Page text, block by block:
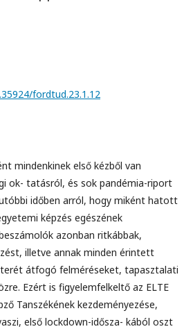
fordtud.23.1.12
mindenkinek első kézből van
ok- tatásról, és sok pandémia-riport
időben arról, hogy miként hatott
képzés egészének
azonban ritkábbak,
illetve annak minden érintett
átfogó felméréseket, tapasztalati
Ezért is figyelemfelkeltő az ELTE
Tanszékének kezdeményezése,
első lockdown-idősza- kából oszt